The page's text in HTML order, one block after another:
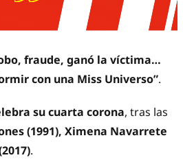
fraude, ganó la víctima…
con una Miss Universo”.
su cuarta corona, tras las
(1991), Ximena Navarrete
.